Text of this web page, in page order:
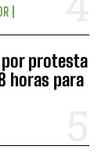
por protesta
horas para